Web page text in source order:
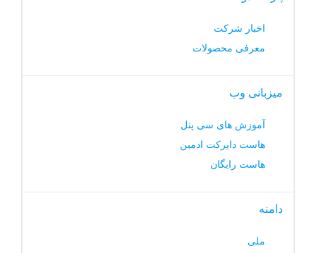
اخبار شرکت
معرفی محصولات
میزبانی وب
آموزش های سی پنل
هاست دایرکت ادمین
هاست رایگان
دامنه
ملی